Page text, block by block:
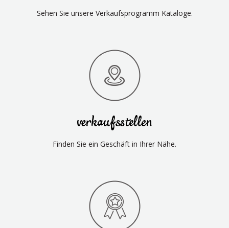
Sehen Sie unsere Verkaufsprogramm Kataloge.
verkaufsstellen
Finden Sie ein Geschäft in Ihrer Nähe.